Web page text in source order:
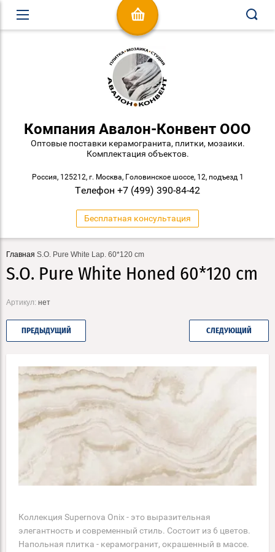
Компания Авалон-Конвент ООО
Оптовые поставки керамогранита, плитки, мозаики.
Комплектация объектов.
Россия, 125212, г. Москва, Головинское шоссе, 12, подъезд 1
Телефон +7 (499) 390-84-42
Бесплатная консультация
Главная S.O. Pure White Lap. 60*120 cm
S.O. Pure White Honed 60*120 cm
Артикул: нет
ПРЕДЫДУЩИЙ СЛЕДУЮЩИЙ
Коллекция Supernova Onix - это выразительная
элегантность и современный стиль. Состоит из 6 цветов.
Напольная плитка - керамогранит, окрашенный в массе.